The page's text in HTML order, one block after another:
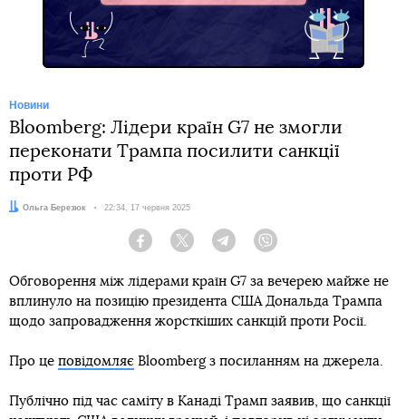
Новини
Bloomberg: Лідери країн G7 не змогли
переконати Трампа посилити санкції
проти РФ
Автор:
Ольга Березюк Дата:
22:34, 17 червня 2025
Facebook Twitter Telegram
Обговорення між лідерами країн G7 за вечерею майже не
вплинуло на позицію президента США Дональда Трампа
щодо запровадження жорсткіших санкцій проти Росії.
Про це повідомляє Bloomberg з посиланням на джерела.
Публічно під час саміту в Канаді Трамп заявив, що санкції